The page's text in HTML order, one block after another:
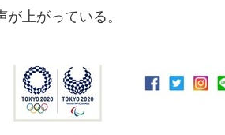
上がっている。